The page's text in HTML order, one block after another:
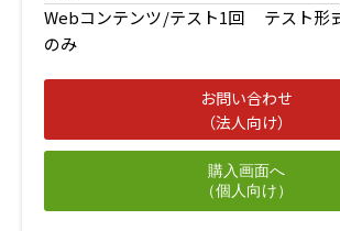
Webコンテンツ/テスト1回 テスト形
のみ
お問い合わせ
（法人向け）
購入画面へ
（個人向け）